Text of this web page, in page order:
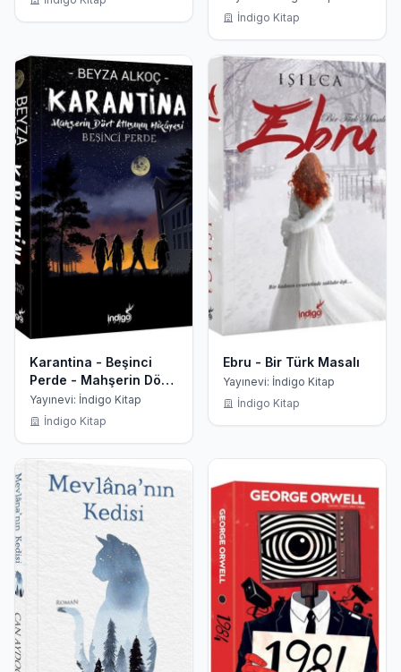
İndigo Kitap
Karantina - Beşinci
Perde - Mahşerin Dört
Atlısının Hikayesi
Yayınevi: İndigo Kitap
İndigo Kitap
Ebru - Bir Türk Masalı
Yayınevi: İndigo Kitap
İndigo Kitap